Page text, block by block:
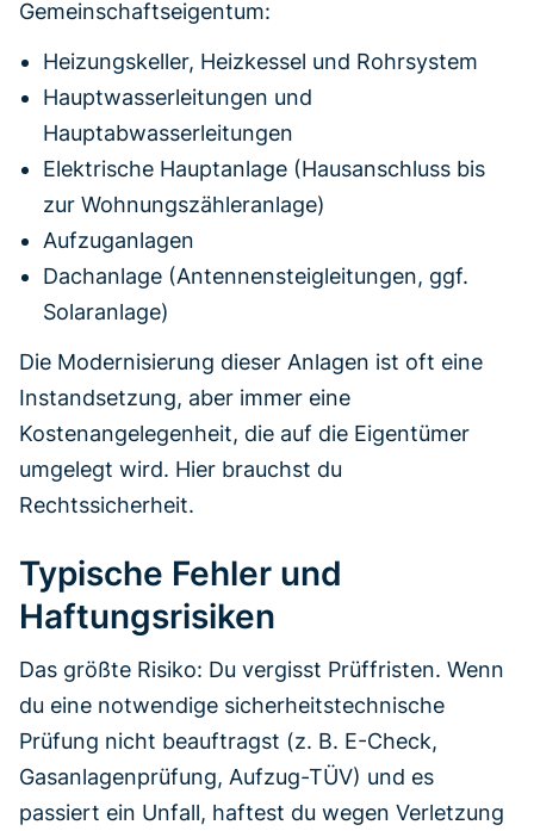
Gemeinschaftseigentum:
Heizungskeller, Heizkessel und Rohrsystem
Hauptwasserleitungen und
Hauptabwasserleitungen
Elektrische Hauptanlage (Hausanschluss bis
zur Wohnungszähleranlage)
Aufzuganlagen
Dachanlage (Antennensteigleitungen, ggf.
Solaranlage)
Die Modernisierung dieser Anlagen ist oft eine
Instandsetzung, aber immer eine
Kostenangelegenheit, die auf die Eigentümer
umgelegt wird. Hier brauchst du
Rechtssicherheit.
Typische Fehler und
Haftungsrisiken
Das größte Risiko: Du vergisst Prüffristen. Wenn
du eine notwendige sicherheitstechnische
Prüfung nicht beauftragst (z. B. E-Check,
Gasanlagenprüfung, Aufzug-TÜV) und es
passiert ein Unfall, haftest du wegen Verletzung